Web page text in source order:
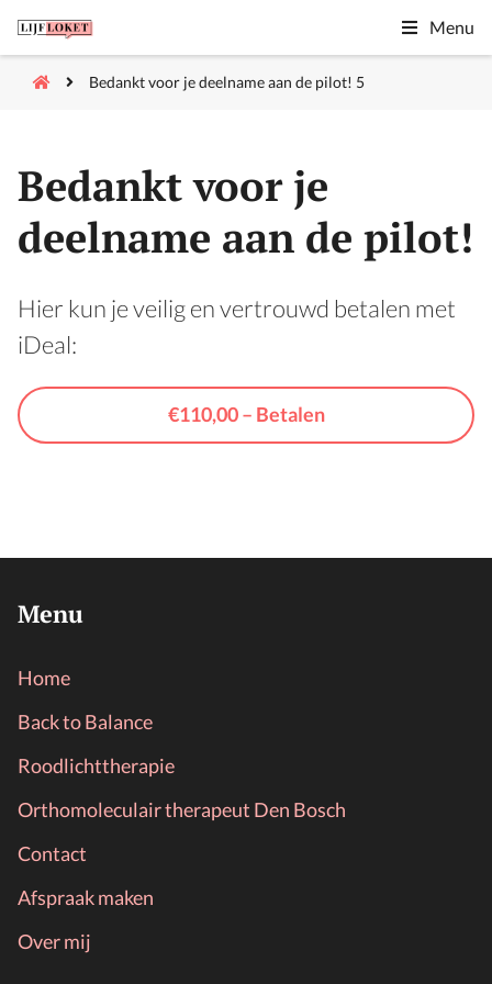
Menu
Bedankt voor je deelname aan de pilot! 5
Bedankt voor je
deelname aan de pilot!
Hier kun je veilig en vertrouwd betalen met
iDeal:
€110,00 – Betalen
Menu
Home
Back to Balance
Roodlichttherapie
Orthomoleculair therapeut Den Bosch
Contact
Afspraak maken
Over mij